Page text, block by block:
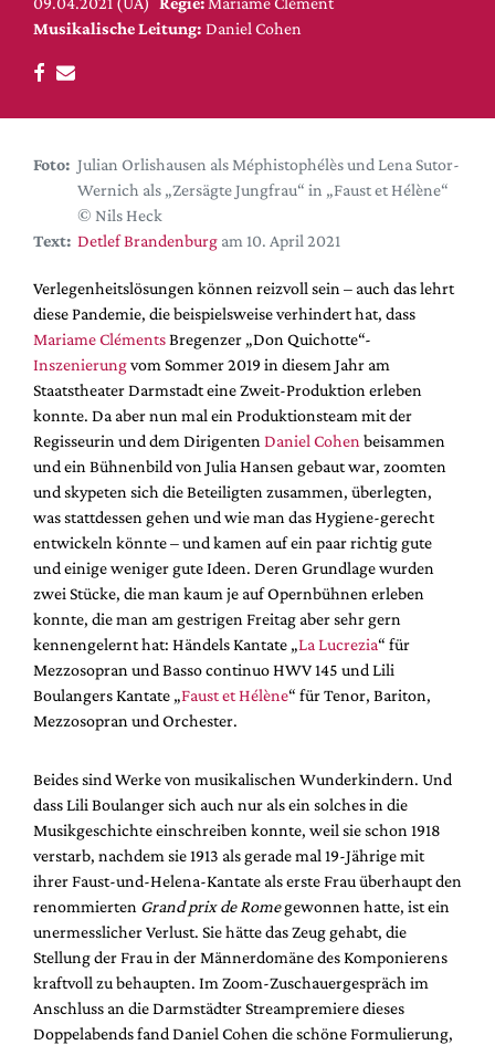
DdB-map
Kalender
Premierensuche
Hefte
Alle Hefte
Podcast
Service
Shop / Abo
Newsletter
Redaktion
Autor:innen
Partner
Mediadaten
Suche
Musikalische Leitung: Daniel Cohen
Foto: Julian Orlishausen als Méphistophélès und Lena Sutor-
Wernich als „Zersägte Jungfrau“ in „Faust et Hélène“
© Nils Heck
Text: Detlef Brandenburg am 10. April 2021
Verlegenheitslösungen können reizvoll sein – auch das lehrt
diese Pandemie, die beispielsweise verhindert hat, dass
Mariame ClémentsBregenzer „Don Quichotte“-
Inszenierungvom Sommer 2019 in diesem Jahr am
Staatstheater Darmstadt eine Zweit-Produktion erleben
konnte. Da aber nun mal ein Produktionsteam mit der
Regisseurin und dem Dirigenten Daniel Cohen beisammen
und ein Bühnenbild von Julia Hansen gebaut war, zoomten
und skypeten sich die Beteiligten zusammen, überlegten,
was stattdessen gehen und wie man das Hygiene-gerecht
entwickeln könnte – und kamen auf ein paar richtig gute
und einige weniger gute Ideen. Deren Grundlage wurden
zwei Stücke, die man kaum je auf Opernbühnen erleben
konnte, die man am gestrigen Freitag aber sehr gern
kennengelernt hat: Händels Kantate „La Lucrezia“ für
Mezzosopran und Basso continuo HWV 145 und Lili
Boulangers Kantate „Faust et Hélène“ für Tenor, Bariton,
Mezzosopran und Orchester.
Beides sind Werke von musikalischen Wunderkindern. Und
dass Lili Boulanger sich auch nur als ein solches in die
Musikgeschichte einschreiben konnte, weil sie schon 1918
verstarb, nachdem sie 1913 als gerade mal 19-Jährige mit
ihrer Faust-und-Helena-Kantate als erste Frau überhaupt den
renommierten Grand prix de Romegewonnen hatte, ist ein
unermesslicher Verlust. Sie hätte das Zeug gehabt, die
Stellung der Frau in der Männerdomäne des Komponierens
kraftvoll zu behaupten. Im Zoom-Zuschauergespräch im
Anschluss an die Darmstädter Streampremiere dieses
Doppelabends fand Daniel Cohen die schöne Formulierung,